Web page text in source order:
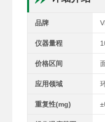
品牌
仪器量程
价格区间
应用领域
重复性(mg)